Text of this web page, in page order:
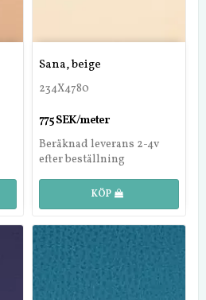
Sana, beige
234X4780
775 SEK/meter
Beräknad leverans 2-4v
efter beställning
KÖP